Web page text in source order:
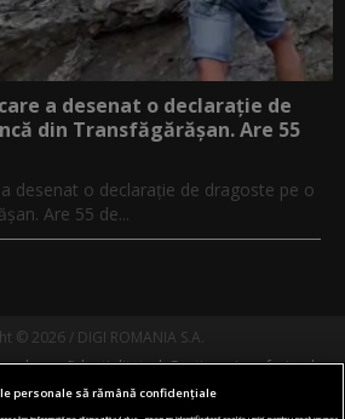
a desenat o declarație de
din Transfăgărășan. Are 55
desenat o declarație de dragoste pe o
Are 55 de...
© 2026 / DIGI ROMANIA S.A.
de confidentialitate
Gestionați preferințele
Abonare Digi TV Contact/Info
personale să rămână confidențiale